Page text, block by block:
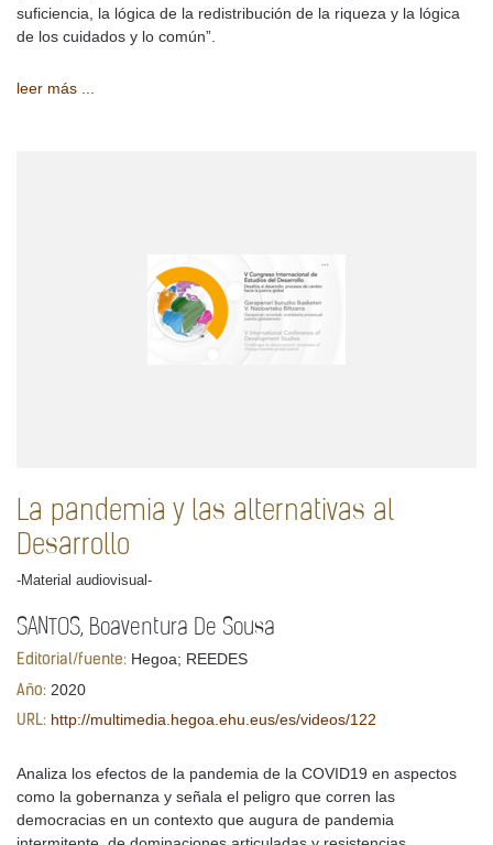
suficiencia, la lógica de la redistribución de la riqueza y la lógica
de los cuidados y lo común”.
leer más ...
La pandemia y las alternativas al
Desarrollo
-Material audiovisual-
SANTOS, Boaventura De Sousa
Editorial/fuente: Hegoa; REEDES
Año: 2020
URL: http://multimedia.hegoa.ehu.eus/es/videos/122
Analiza los efectos de la pandemia de la COVID19 en aspectos
como la gobernanza y señala el peligro que corren las
democracias en un contexto que augura de pandemia